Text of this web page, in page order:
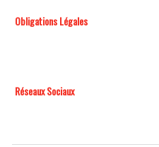
Obligations Légales
Réseaux Sociaux